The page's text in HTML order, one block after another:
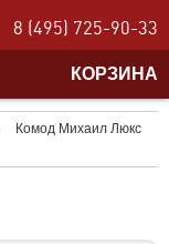
8 (495) 725-90-33
КОРЗИНА
Комод Михаил Люкс